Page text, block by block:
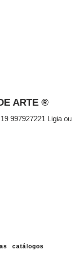
ARTE ®
997927221 Ligia ou
catálogos